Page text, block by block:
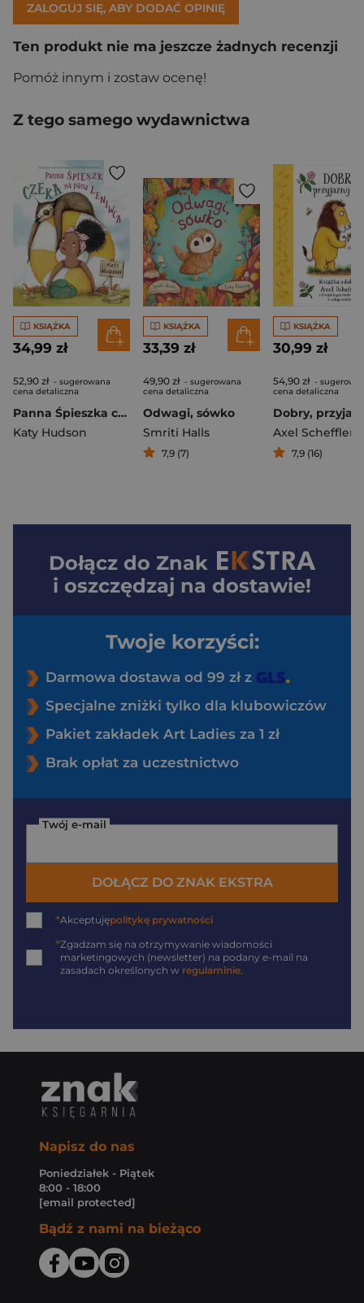
ZALOGUJ SIĘ, ABY DODAĆ OPINIĘ
Ten produkt nie ma jeszcze żadnych recenzji
Pomóż innym i zostaw ocenę!
Z tego samego wydawnictwa
KSIĄŻKA
34,99 zł
52,90 zł - sugerowana
cena detaliczna
Panna Śpieszka czeka na Pana Leniwca wyd. 2
Katy Hudson
KSIĄŻKA
33,39 zł
49,90 zł - sugerowana
cena detaliczna
Odwagi, sówko
Smriti Halls
7,9 (7)
KSIĄŻKA
30,99 zł
54,90 zł -
cena detaliczna
Axel Scheffler
7,9 (16)
Dołącz do Znak
i oszczędzaj na dostawie!
Twoje korzyści:
Darmowa dostawa od 99 zł z
Specjalne zniżki tylko dla klubowiczów
Pakiet zakładek Art Ladies za 1 zł
Brak opłat za uczestnictwo
Twój e-mail
DOŁĄCZ DO ZNAK EKSTRA
*Akceptujępolitykę prywatności
*Zgadzam się na otrzymywanie wiadomości
marketingowych (newsletter) na podany e-mail na
zasadach określonych w regulaminie.
Napisz do nas
Poniedziałek - Piątek
8:00 - 18:00
[email protected]
Bądź z nami na bieżąco